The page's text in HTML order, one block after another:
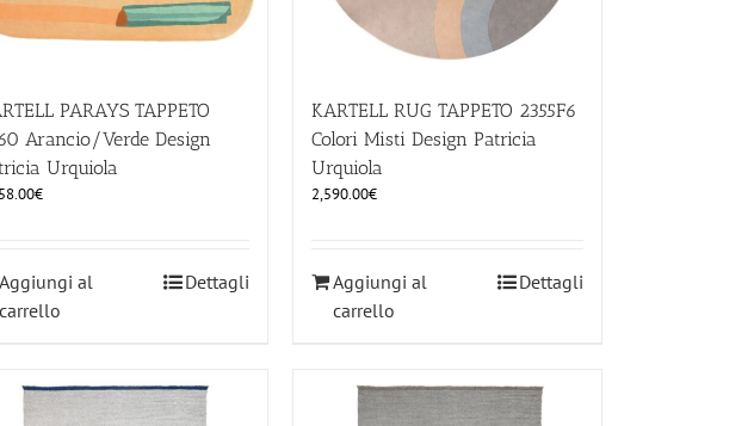
PARAYS TAPPETO
Arancio/Verde Design
Urquiola
€
Aggiungi al
carrello
Dettagli
KARTELL RUG TAPPETO 2355F6
Colori Misti Design Patricia
Urquiola
2,590.00€
Aggiungi al
carrello
Dettagli